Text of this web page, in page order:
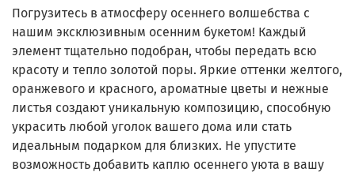
Погрузитесь в атмосферу осеннего волшебства с
нашим эксклюзивным осенним букетом! Каждый
элемент тщательно подобран, чтобы передать всю
красоту и тепло золотой поры. Яркие оттенки желтого,
оранжевого и красного, ароматные цветы и нежные
листья создают уникальную композицию, способную
украсить любой уголок вашего дома или стать
идеальным подарком для близких. Не упустите
возможность добавить каплю осеннего уюта в вашу